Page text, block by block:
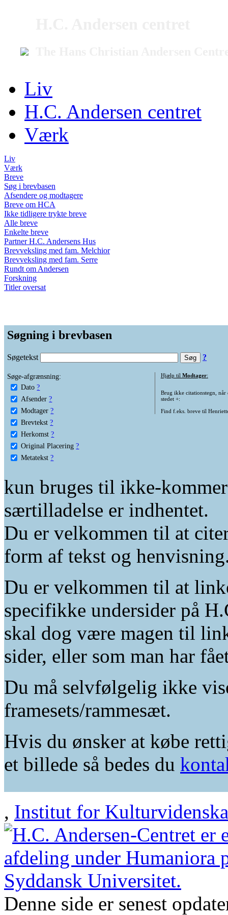
Liv
H.C. Andersen centret
Værk
Liv
Værk
Breve
Søg i brevbasen
Afsendere og modtagere
Breve om HCA
Ikke tidligere trykte breve
Alle breve
Enkelte breve
Partner H.C. Andersens Hus
Brevveksling med fam. Melchior
Brevveksling med fam. Serre
Rundt om Andersen
Forskning
Titler oversat
Søgning i brevbasen
Søgetekst ?
Søge-afgrænsning:
Dato ?
Afsender ?
Modtager ?
Brevtekst ?
Herkomst ?
Original Placering ?
Metatekst ?
Hjælp til Modtager:
Brug ikke citationstegn, når
stedet +:
Find f.eks. breve til
kun bruges til ikke-
særtilladelse er indhentet.
Du er velkommen til at
form af tekst og
Du er velkommen til at
specifikke undersider på
skal dog være magen til
sider, eller som man har
Du må selvfølgelig ikke
framesets/rammesæt.
Hvis du ønsker at købe
et billede så bedes du
, Institut for
Denne side er senest